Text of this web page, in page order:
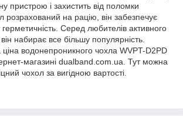
пристрою і захистить від поломки
розрахований на рацію, він забезпечує
Серед любителів активного
набирає все більшу популярність.
водонепроникного чохла WVPT-D2PD
магазині dualband.com.ua. Тут можна
чохол за вигідною вартості.